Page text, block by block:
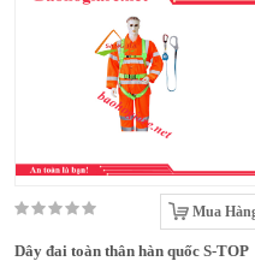
Mua
Dây đai toàn thân hàn quốc S-TOP